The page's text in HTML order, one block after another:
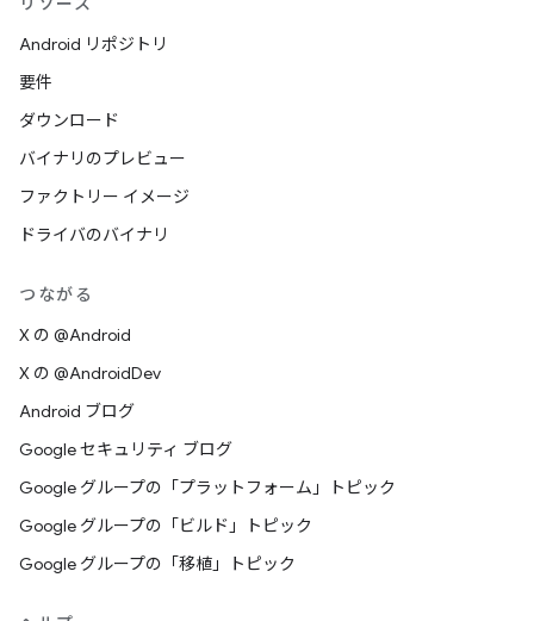
Android リポジトリ
要件
ダウンロード
バイナリのプレビュー
ファクトリー イメージ
ドライバのバイナリ
つながる
X の @Android
X の @AndroidDev
Android ブログ
Google セキュリティ ブログ
Google グループの「プラットフォーム」トピック
Google グループの「ビルド」トピック
Google グループの「移植」トピック